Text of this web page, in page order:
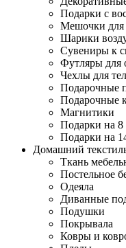
Подарки с
Мешочки для
Шарики
Сувениры к
Футляры для
Чехлы для
Подарочные
Подарочные
Магнитики
Подарки на 8
Подарки на
Домашний
Ткань
Постельное
Одеяла
Диванные
Подушки
Покрывала
Ковры и